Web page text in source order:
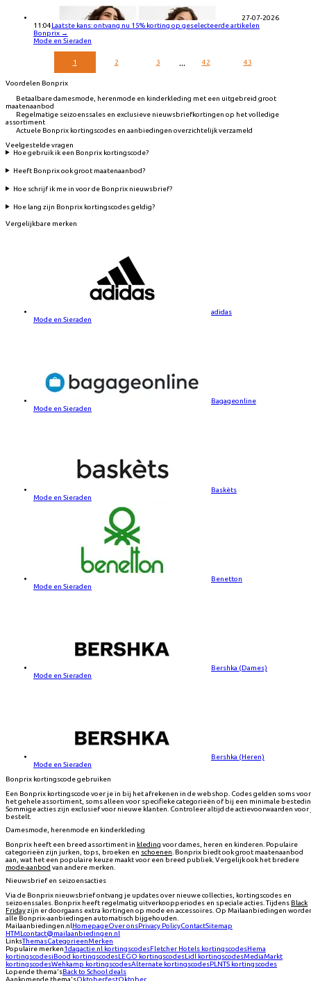
27-07-2026
11:04Laatste kans: ontvang nu 15% korting op geselecteerde artikelen
Bonprix →
Mode en Sieraden
1 2 3 ... 42 43
Voordelen Bonprix
Betaalbare damesmode, herenmode en kinderkleding met een uitgebreid groot
maatenaanbod
Regelmatige seizoenssales en exclusieve nieuwsbriefkortingen op het volledige
assortiment
Actuele Bonprix kortingscodes en aanbiedingen overzichtelijk verzameld
Veelgestelde vragen
Hoe gebruik ik een Bonprix kortingscode?
Heeft Bonprix ook groot maatenaanbod?
Hoe schrijf ik me in voor de Bonprix nieuwsbrief?
Hoe lang zijn Bonprix kortingscodes geldig?
Vergelijkbare merken
adidas
Mode en Sieraden
Bagageonline
Mode en Sieraden
Baskèts
Mode en Sieraden
Benetton
Mode en Sieraden
Bershka (Dames)
Mode en Sieraden
Bershka (Heren)
Mode en Sieraden
Bonprix kortingscode gebruiken
Een Bonprix kortingscode voer je in bij het afrekenen in de webshop. Codes gelden soms voor
het gehele assortiment, soms alleen voor specifieke categorieën of bij een minimale
Sommige acties zijn exclusief voor nieuwe klanten. Controleer altijd de actievoorwaarden voor
bestelt.
Damesmode, herenmode en kinderkleding
Bonprix heeft een breed assortiment in kleding voor dames, heren en kinderen. Populaire
categorieën zijn jurken, tops, broeken en schoenen . Bonprix biedt ook groot maatenaanbod
aan, wat het een populaire keuze maakt voor een breed publiek. Vergelijk ook het bredere
mode-aanbod van andere merken.
Nieuwsbrief en seizoensacties
Via de Bonprix nieuwsbrief ontvang je updates over nieuwe collecties, kortingscodes en
seizoenssales. Bonprix heeft regelmatig uitverkoopperiodes en speciale acties. Tijdens Black
Fridayzijn er doorgaans extra kortingen op mode en accessoires. Op Mailaanbiedingen
alle Bonprix-aanbiedingen automatisch bijgehouden.
Mailaanbiedingen.nlHomepageOver onsPrivacy PolicyContactSitemap
HTMLcontact@mailaanbiedingen.nl
LinksThemasCategorieenMerken
Populaire merken1dagactie.nl kortingscodesFletcher Hotels kortingscodesHema
kortingscodesiBood kortingscodesLEGO kortingscodesLidl kortingscodesMediaMarkt
kortingscodesWehkamp kortingscodesAlternate kortingscodesPLNTS kortingscodes
Lopende thema'sBack to School deals